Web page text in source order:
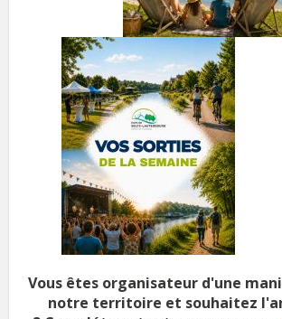
Vous êtes organisateur d'une
notre territoire et souhaitez